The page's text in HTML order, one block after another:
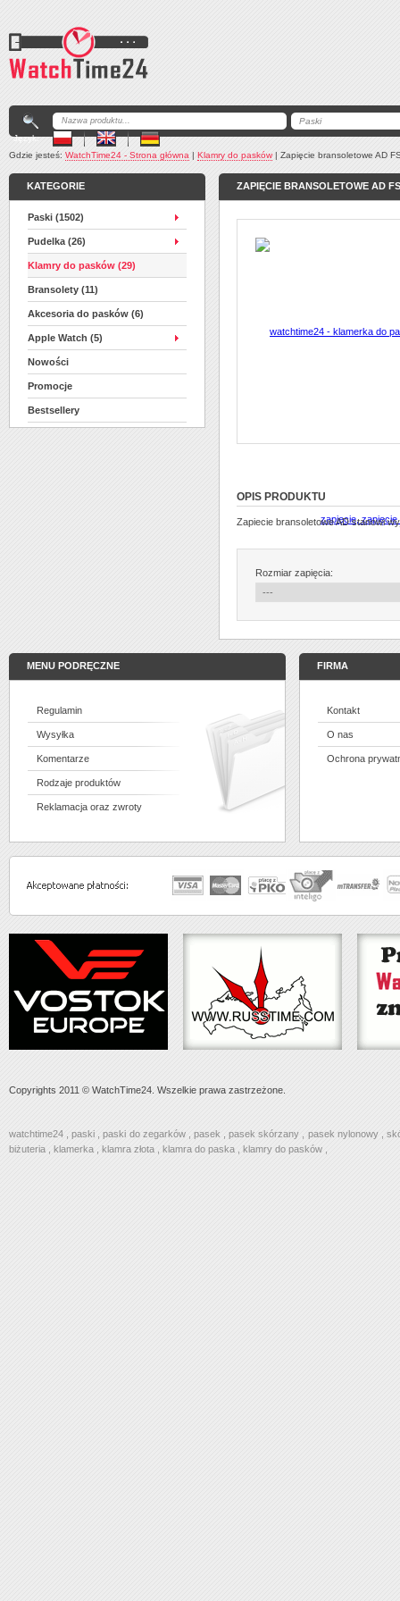
Język:
Gdzie jesteś: WatchTime24 - Strona główna | Klamry do pasków | Zapięcie bransoletowe AD
KATEGORIE
Paski (1502)
Pudelka (26)
Klamry do pasków (29)
Bransolety (11)
Akcesoria do pasków (6)
Apple Watch (5)
Nowości
Promocje
Bestsellery
ZAPIĘCIE BRANSOLETOWE AD FS
OPIS PRODUKTU
Zapiecie bransoletowe AD stanowi
Rozmiar zapięcia:
MENU PODRĘCZNE
Regulamin
Wysyłka
Komentarze
Rodzaje produktów
Reklamacja oraz zwroty
FIRMA
Kontakt
O nas
Ochrona
Copyrights 2011 © WatchTime24. Wszelkie prawa zastrzeżone.
watchtime24 ,paski ,paski do zegarków, pasek ,pasek skórzany pasek nylonowy,
biżuteria
klamerka klamra złota klamra do paska klamry do pasków